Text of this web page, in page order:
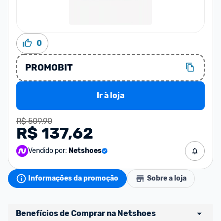
0
PROMOBIT
Ir à loja
R$ 509,90
R$ 137,62
Vendido por: Netshoes
Informações da promoção Sobre a loja
Benefícios de Comprar na Netshoes